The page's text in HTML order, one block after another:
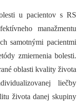
u pacientov s RS
manažmentu
samotnými pacientmi
zmiernenia bolesti.
oblasti kvality života
liečby
života danej skupiny